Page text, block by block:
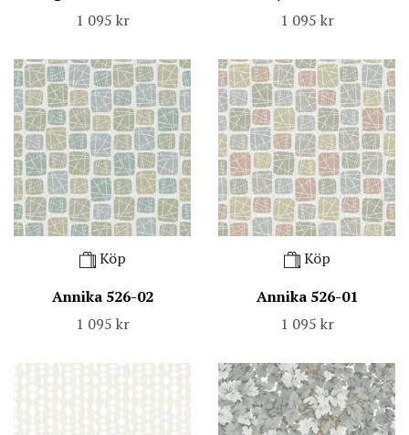
1 095 kr
1 095 kr
Köp
Annika 526-02
1 095 kr
Köp
Annika 526-01
1 095 kr